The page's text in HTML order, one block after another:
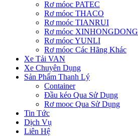
Rơ móoc PATEC
Rơ móoc THACO
Rơ moóc TIANRUI
Rơ móoc XINHONGDONG
Rơ móoc YUNLI
Rơ móoc Các Hãng Khác
Xe Tải VAN
Xe Chuyên Dụng
Sản Phẩm Thanh Lý
Container
Đầu kéo Qua Sử Dụng
Rơ mooc Qua Sử Dụng
Tin Tức
Dịch Vụ
Liên Hệ